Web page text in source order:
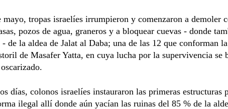
mayo, tropas israelíes irrumpieron y comenzaron a demoler
pozos de agua, graneros y a bloquear cuevas - donde
de la aldea de Jalat al Daba; una de las 12 que conforman la
de Masafer Yatta, en cuya lucha por la supervivencia se
días, colonos israelíes instauraron las primeras estructuras
ilegal allí donde aún yacían las ruinas del 85 % de la